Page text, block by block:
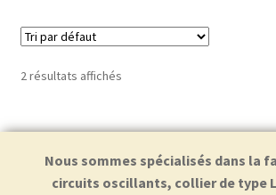
2 résultats affichés
Nous sommes spécialisés dans la
circuits oscillants, collier de type